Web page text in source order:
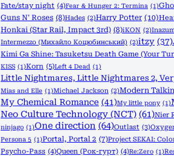
Fate/stay night (4)Fear & Hunger 2: Termina (1)
Guns N' Roses (8)Hades (2)Harry Potter (10)
Honkai (Star Rail, Impact 3rd) (8)iKON (2)
Intermezzo (Михайло Коцюбинський) (2)itzy (37)
Kimi Ga Shine: Tasuketsu Death Game (Your
KISS (1)Korn (5)Left 4 Dead (1)
Little Nightmares, Little Nightmares 2,
Mias and Elle (1)Michael Jackson (2)Modern
My Chemical Romance (41)My little pony (1)
Neo Culture Technology (NCT) (61)Nier
ninjago (1)One direction (64)Outlast (3)
Persona 5 (1)Portal, Portal 2 (7)Project SEKAI:
Psycho-Pass (4)Queen (Рок-гурт) (4)Re:Zero (1)